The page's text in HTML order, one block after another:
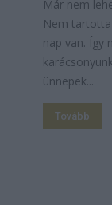
Már nem
Nem
nap van. Így
ünnepek...
Tovább